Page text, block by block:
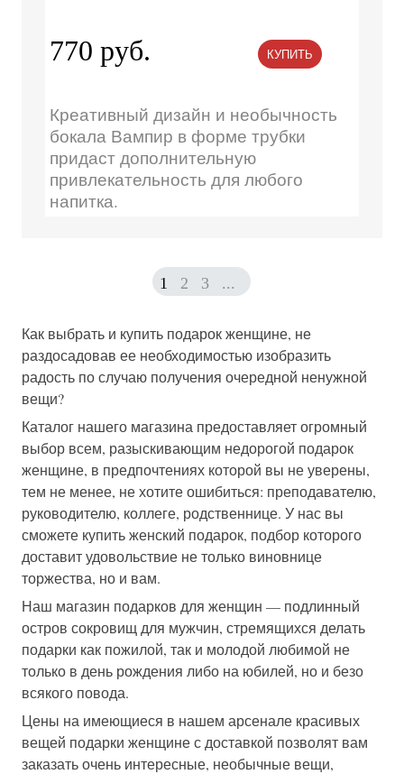
770 руб. КУПИТЬ
Креативный дизайн и необычность
бокала Вампир в форме трубки
придаст дополнительную
привлекательность для любого
напитка.
1 2 3 ...
Как выбрать и купить подарок женщине, не
раздосадовав ее необходимостью изобразить
радость по случаю получения очередной ненужной
вещи?
Каталог нашего магазина предоставляет огромный
выбор всем, разыскивающим недорогой подарок
женщине, в предпочтениях которой вы не уверены,
тем не менее, не хотите ошибиться: преподавателю,
руководителю, коллеге, родственнице. У нас вы
сможете купить женский подарок, подбор которого
доставит удовольствие не только виновнице
торжества, но и вам.
Наш магазин подарков для женщин — подлинный
остров сокровищ для мужчин, стремящихся делать
подарки как пожилой, так и молодой любимой не
только в день рождения либо на юбилей, но и безо
всякого повода.
Цены на имеющиеся в нашем арсенале красивых
вещей подарки женщине с доставкой позволят вам
заказать очень интересные, необычные вещи,